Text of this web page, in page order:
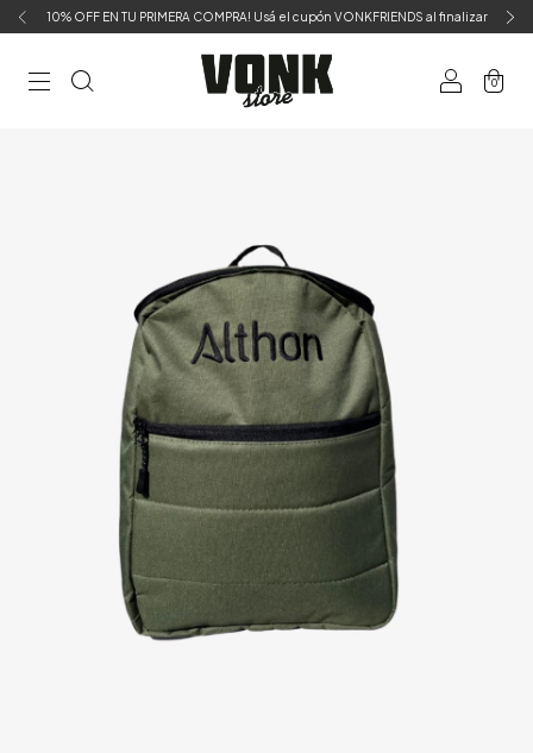
10% OFF EN TU PRIMERA COMPRA! Usá el cupón VONKFRIENDS al finalizar
0